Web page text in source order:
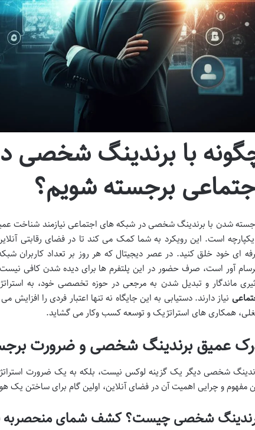
با برندینگ شخصی
برجسته شویم؟
شدن با برندینگ شخصی در شبکه های اجتماعی نیازمند شناخت
است. این رویکرد به شما کمک می کند تا در فضای رقابتی
ای خود خلق کنید. در عصر دیجیتال که هر روز بر تعداد کاربران
آور است، صرف حضور در این پلتفرم ها برای دیده شدن کافی نیست.
ماندگار و تبدیل شدن به مرجعی در حوزه تخصصی خود، به
نیاز دارند. دستیابی به این جایگاه نه تنها اعتبار فردی را
همکاری های استراتژیک و توسعه کسب وکار می گشاید.
عمیق برندینگ شخصی و ضرورت
شخصی دیگر یک گزینه لوکس نیست، بلکه به یک ضرورت
مفهوم و چرایی اهمیت آن در فضای آنلاین، اولین گام برای ساختن یک
شخصی چیست؟ کشف شمای منحصربه